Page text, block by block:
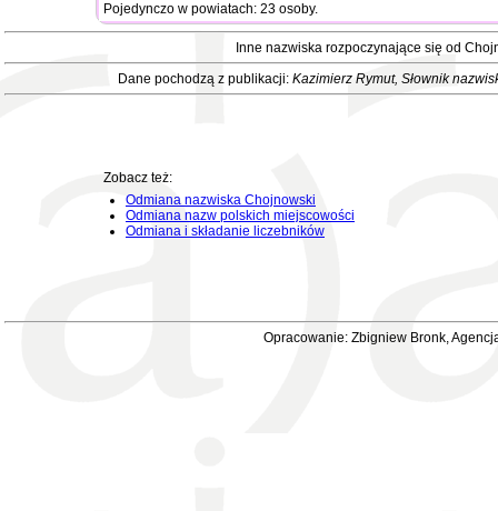
Pojedynczo w powiatach: 23 osoby.
Inne nazwiska rozpoczynające się od
Dane pochodzą z publikacji: Kazimierz Rymut, Słownik
Zobacz też:
Odmiana nazwiska Chojnowski
Odmiana nazw polskich miejscowości
Odmiana i składanie liczebników
Opracowanie: Zbigniew Bronk,